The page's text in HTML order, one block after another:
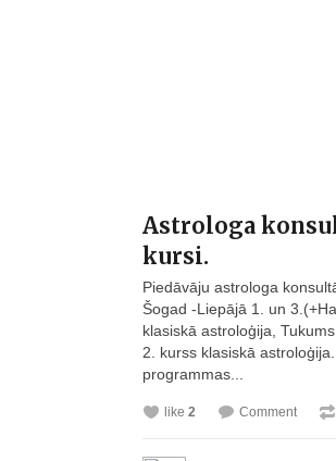
Astrologa
kursi.
Piedāvāju astrologa
Šogad -Liepājā 1. un
klasiskā astroloģija,
2. kurss klasiskā astroloģija.
programmas...
like 2 Comment